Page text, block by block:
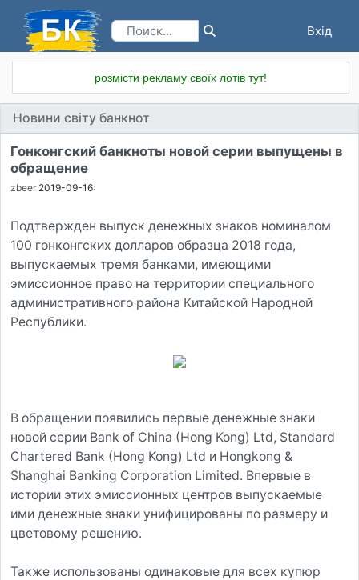
Вхід
розмісти рекламу своїх лотів тут!
Новини світу банкнот
Гонконгский банкноты новой серии выпущены в
обращение
zbeer 2019-09-16:
Подтвержден выпуск денежных знаков номиналом
100 гонконгских долларов образца 2018 года,
выпускаемых тремя банками, имеющими
эмиссионное право на территории специального
административного района Китайской Народной
Республики.
В обращении появились первые денежные знаки
новой серии Bank of China (Hong Kong) Ltd, Standard
Chartered Bank (Hong Kong) Ltd и Hongkong &
Shanghai Banking Corporation Limited. Впервые в
истории этих эмиссионных центров выпускаемые
ими денежные знаки унифицированы по размеру и
цветовому решению.
Также использованы одинаковые для всех купюр